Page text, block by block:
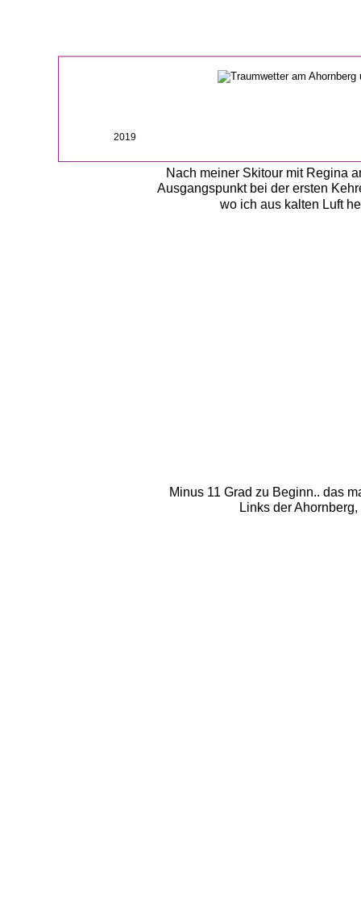
Nach meiner Skitour mit Regina
Ausgangspunkt bei der ersten
wo ich aus kalten Luft
2019
Minus 11 Grad zu Beginn.. das
Links der